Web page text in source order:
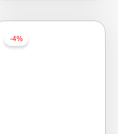
-4%